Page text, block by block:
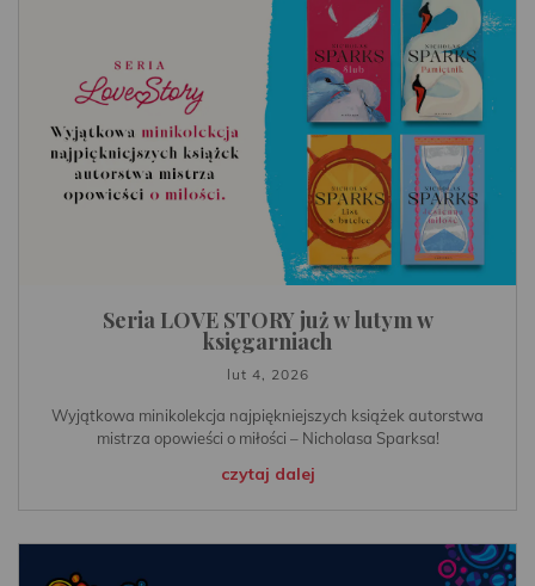
Seria LOVE STORY już w lutym w
księgarniach
lut 4, 2026
Wyjątkowa minikolekcja najpiękniejszych książek autorstwa
mistrza opowieści o miłości – Nicholasa Sparksa!
czytaj dalej